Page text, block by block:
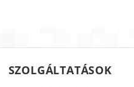
SZOLGÁLTATÁSOK